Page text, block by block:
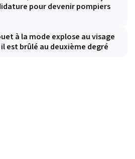
pour devenir pompiers
à la mode explose au visage
est brûlé au deuxième degré